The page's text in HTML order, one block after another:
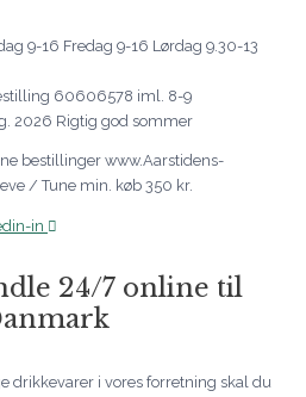
9-16 Fredag 9-16 Lørdag 9.30-13
60606578 iml. 8-9
2026 Rigtig god sommer
bestillinger www.Aarstidens-
/ Tune min. køb 350 kr.
in
24/7 online til
drikkevarer i vores forretning skal du